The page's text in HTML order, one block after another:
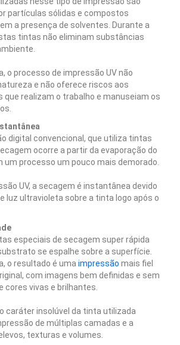
partículas sólidas e compostos
a presença de solventes. Durante a
tintas não eliminam substâncias
o processo de impressão UV não
e não oferece riscos aos
que realizam o trabalho e manuseiam os
digital convencional, que utiliza tintas
ocorre a partir da evaporação do
um processo um pouco mais demorado.
UV, a secagem é instantânea devido
luz ultravioleta sobre a tinta logo após o
especiais de secagem super rápida
se espalhe sobre a superfície.
o resultado é uma impressão mais fiel
com imagens bem definidas e sem
cores vivas e brilhantes.
caráter insolúvel da tinta utilizada
de múltiplas camadas e a
texturas e volumes.